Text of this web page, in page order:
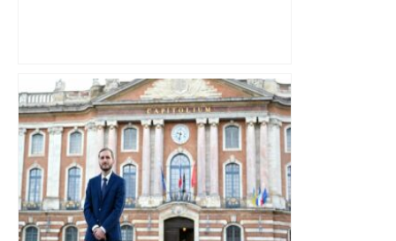
Municipales 2026 à Toulouse : voiture,
métro et train encombrent la campagne
électorale – – Le Mans.maville.com